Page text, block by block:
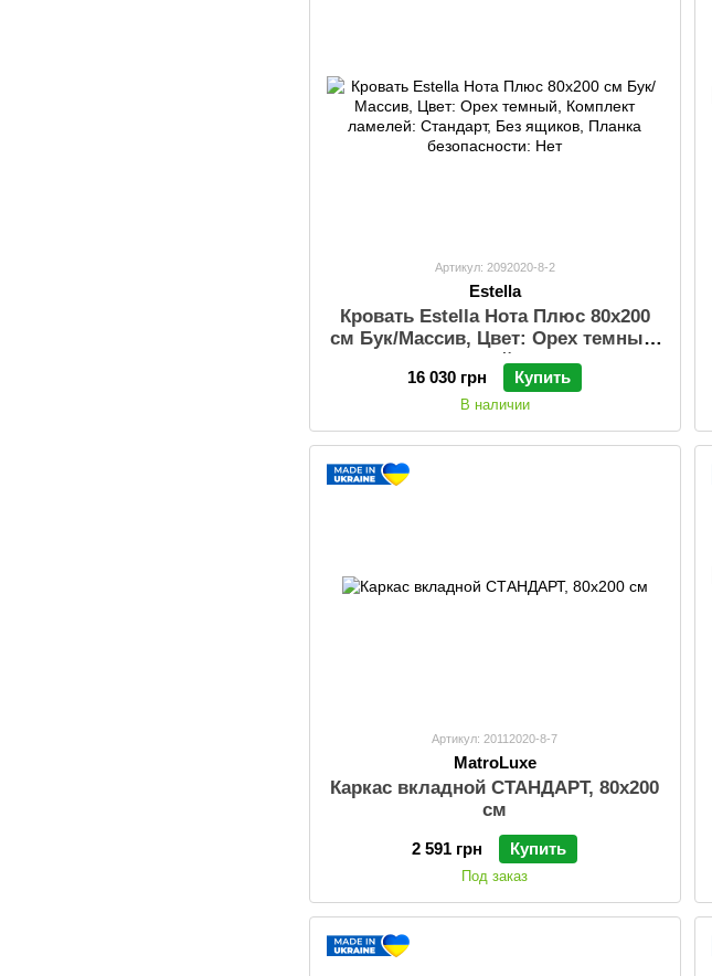
Артикул: 2092020-8-2
Estella
Кровать Estella Нота Плюс 80х200
см Бук/Массив, Цвет: Орех темный,
Комплект ламелей: Стандарт, Без
ящиков, Планка безопасности: Нет
16 030 грн Купить
В наличии
Артикул: 20112020-8-7
MatroLuxe
Каркас вкладной СТАНДАРТ, 80х200
см
2 591 грн Купить
Под заказ